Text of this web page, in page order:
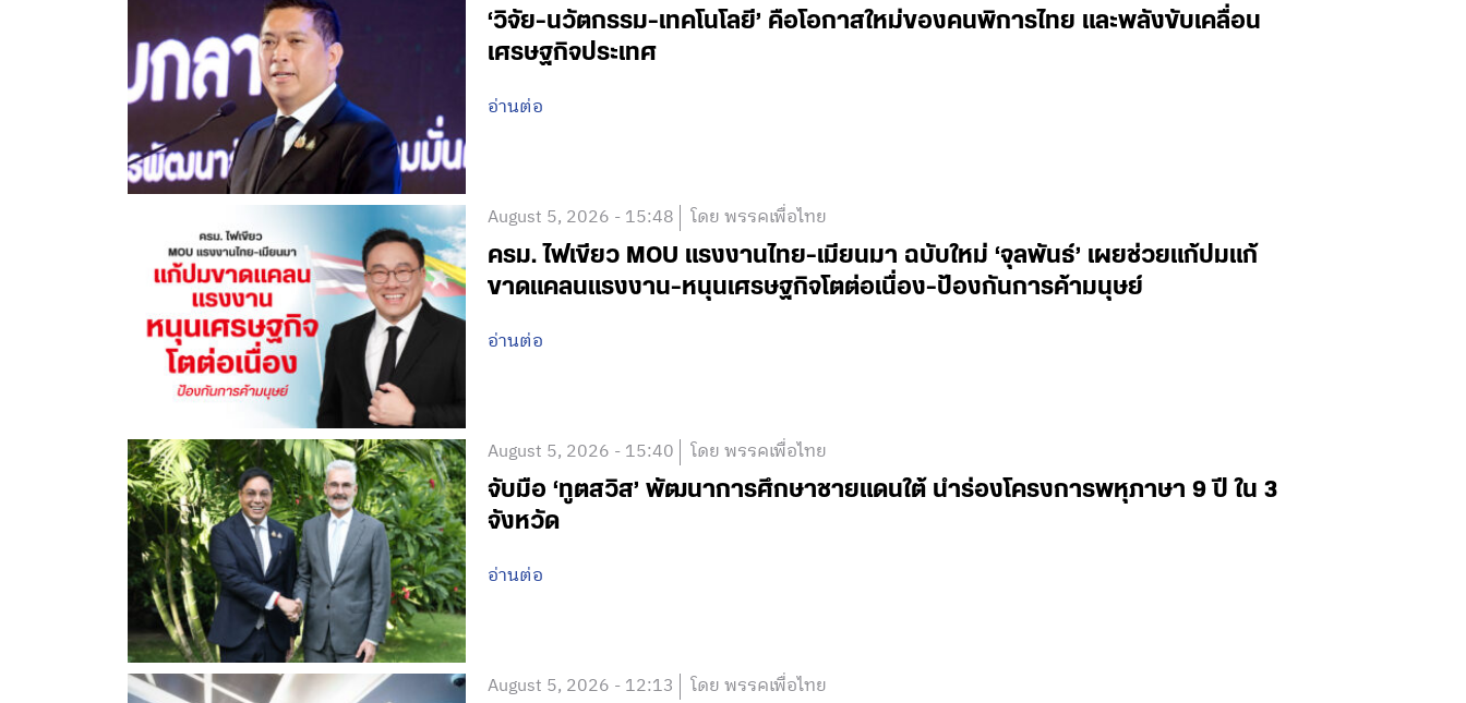
‘วิจัย-นวัตกรรม-เทคโนโลยี’ คือโอกาสใหม่ของคนพิการไทย และพลังขับเคลื่อน
เศรษฐกิจประเทศ
อ่านต่อ
August 5, 2026 - 15:48 โดย พรรคเพื่อไทย
ครม. ไฟเขียว MOU แรงงานไทย-เมียนมา ฉบับใหม่ ‘จุลพันธ์’ เผยช่วยแก้ปมแก้
ขาดแคลนแรงงาน-หนุนเศรษฐกิจโตต่อเนื่อง-ป้องกันการค้ามนุษย์
อ่านต่อ
August 5, 2026 - 15:40 โดย พรรคเพื่อไทย
จับมือ ‘ทูตสวิส’ พัฒนาการศึกษาชายแดนใต้ นำร่องโครงการพหุภาษา 9 ปี ใน 3
จังหวัด
อ่านต่อ
August 5, 2026 - 12:13 โดย พรรคเพื่อไทย